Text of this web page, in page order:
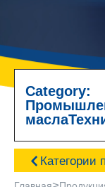
Category:
масла
Категории